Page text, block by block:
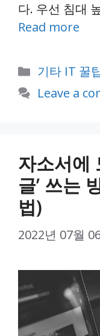
다. 우선 침대
Read more
Categories
기타 IT 꿀
Leave a
자소서에
글’ 쓰는
법)
2022년 07월